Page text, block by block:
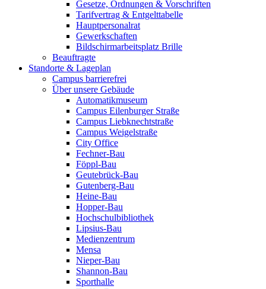
Gesetze, Ordnungen & Vorschriften
Tarifvertrag & Entgelttabelle
Hauptpersonalrat
Gewerkschaften
Bildschirmarbeitsplatz Brille
Beauftragte
Standorte & Lageplan
Campus barrierefrei
Über unsere Gebäude
Automatikmuseum
Campus Eilenburger Straße
Campus Liebknechtstraße
Campus Weigelstraße
City Office
Fechner-Bau
Föppl-Bau
Geutebrück-Bau
Gutenberg-Bau
Heine-Bau
Hopper-Bau
Hochschulbibliothek
Lipsius-Bau
Medienzentrum
Mensa
Nieper-Bau
Shannon-Bau
Sporthalle